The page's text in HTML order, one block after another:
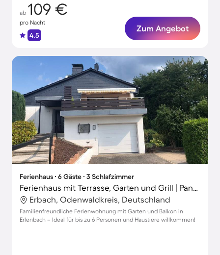
ab 109 €
pro Nacht
4.5
Zum Angebot
Ferienhaus ∙ 6 Gäste ∙ 3 Schlafzimmer
Ferienhaus mit Terrasse, Garten und Grill | Panoramablick
Erbach, Odenwaldkreis, Deutschland
Familienfreundliche Ferienwohnung mit Garten und Balkon in
Erlenbach – Ideal für bis zu 6 Personen und Haustiere willkommen!